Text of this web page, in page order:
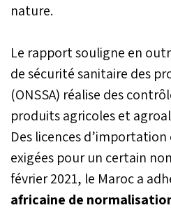
nature.
Le rapport souligne en
de sécurité sanitaire des
(ONSSA) réalise des
produits agricoles et
Des licences
exigées pour un certain
février 2021, le Maroc a
africaine de